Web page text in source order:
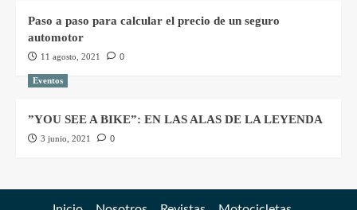
Paso a paso para calcular el precio de un seguro
automotor
11 agosto, 2021 0
Eventos
”YOU SEE A BIKE”: EN LAS ALAS DE LA LEYENDA
3 junio, 2021 0